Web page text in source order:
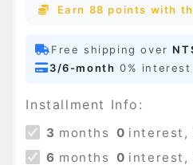
Earn 88 points with
Free shipping over
3/6-month 0% interest
Installment Info:
3 months 0 interest,
6 months 0 interest,